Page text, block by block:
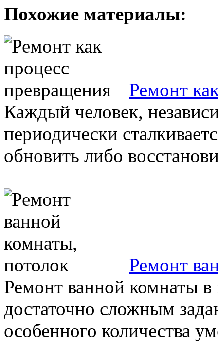
Похожие материалы:
Ремонт
Каждый человек,
периодически
обновить либо
Ремонт
Ремонт ванной комнаты в
достаточно сложным
особенного количества